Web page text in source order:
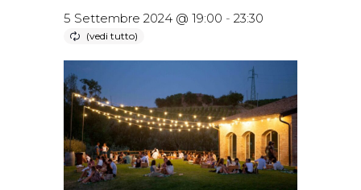
5 Settembre 2024 @ 19:00 - 23:30